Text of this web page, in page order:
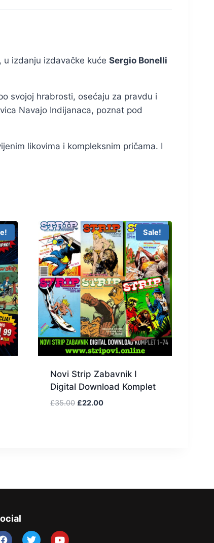
u izdanju izdavačke kuće Sergio Bonelli
svojoj hrabrosti, osećaju za pravdu i
Navajo Indijanaca, poznat pod
likovima i kompleksnim pričama. I
Sale!
Novi Strip Zabavnik I
Digital Download Komplet
£35.00 £22.00